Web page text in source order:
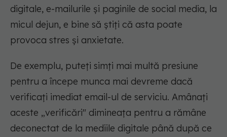
digitale, e-mailurile și paginile de social media, la
micul dejun, e bine să știți că asta poate
provoca stres și anxietate.
De exemplu, puteți simți mai multă presiune
pentru a începe munca mai devreme dacă
verificați imediat email-ul de serviciu. Amânați
aceste „verificări" dimineața pentru a rămâne
deconectat de la mediile digitale până după ce